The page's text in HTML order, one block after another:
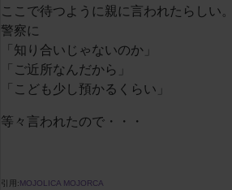
ここで待つように親に言われたらしい。
警察に
「知り合いじゃないのか」
「ご近所なんだから」
「こども少し預かるくらい」
等々言われたので・・・
引用:MOJOLICA MOJORCA